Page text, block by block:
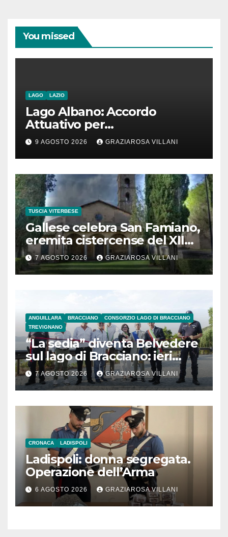
You missed
LAGO LAZIO
Lago Albano: Accordo
Attuativo per
l’interconnessione
acquedottistica da 29,5
milioni di euro
9 AGOSTO 2026 GRAZIAROSA VILLANI
TUSCIA VITERBESE
Gallese celebra San Famiano,
eremita cistercense del XII
secolo
7 AGOSTO 2026 GRAZIAROSA VILLANI
ANGUILLARA BRACCIANO
CONSORZIO LAGO DI BRACCIANO
TREVIGNANO
“La sedia” diventa Belvedere
sul lago di Bracciano: ieri
l’inaugurazione
7 AGOSTO 2026 GRAZIAROSA VILLANI
CRONACA LADISPOLI
Ladispoli: donna segregata.
Operazione dell’Arma
6 AGOSTO 2026 GRAZIAROSA VILLANI